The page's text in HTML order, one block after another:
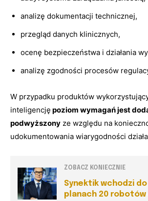
analizę dokumentacji technicznej,
przegląd danych klinicznych,
ocenę bezpieczeństwa i działania
analizę zgodności procesów
W przypadku produktów
inteligencję poziom wymagań jest
podwyższony ze względu na
udokumentowania wiarygodności
ZOBACZ KONIECZNIE
Synektik wchodzi do
planach 20 robotów